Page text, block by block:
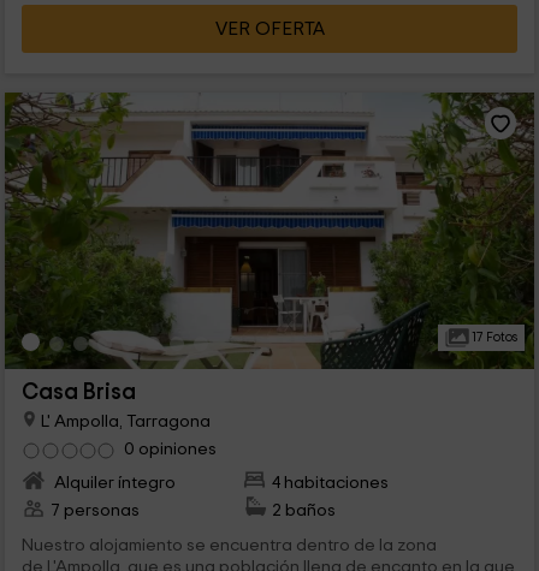
VER OFERTA
17 Fotos
Casa Brisa
L' Ampolla, Tarragona
0 opiniones
Alquiler íntegro
4 habitaciones
7 personas
2 baños
Nuestro alojamiento se encuentra dentro de la zona
de L'Ampolla, que es una población llena de encanto en la que